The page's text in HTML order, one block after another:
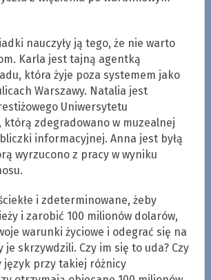
nauczyły ją tego, że nie warto
Karla jest tajną agentką
która żyje poza systemem jako
Warszawy. Natalia jest
Uniwersytetu
którą zdegradowano w muzealnej
informacyjnej. Anna jest byłą
wyrzucono z pracy w wyniku
i zdeterminowane, żeby
i zarobić 100 milionów dolarów,
warunki życiowe i odegrać się na
skrzywdzili. Czy im się to uda? Czy
język przy takiej różnicy